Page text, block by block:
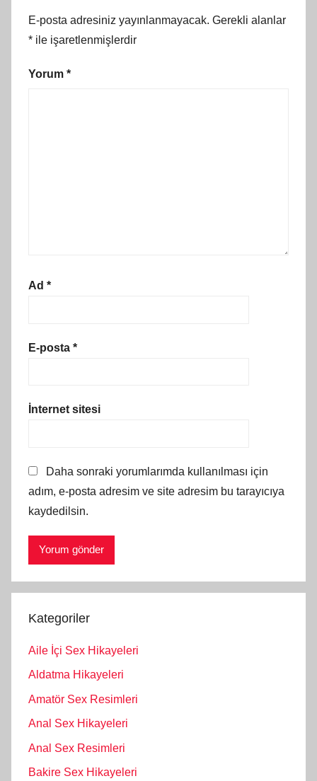
E-posta adresiniz yayınlanmayacak. Gerekli alanlar
* ile işaretlenmişlerdir
Yorum *
Ad *
E-posta *
İnternet sitesi
Daha sonraki yorumlarımda kullanılması için
adım, e-posta adresim ve site adresim bu tarayıcıya
kaydedilsin.
Kategoriler
Aile İçi Sex Hikayeleri
Aldatma Hikayeleri
Amatör Sex Resimleri
Anal Sex Hikayeleri
Anal Sex Resimleri
Bakire Sex Hikayeleri